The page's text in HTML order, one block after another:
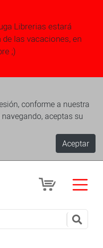
Librerias estará
las vacaciones, en
;)
conforme a nuestra
aceptas su
Aceptar